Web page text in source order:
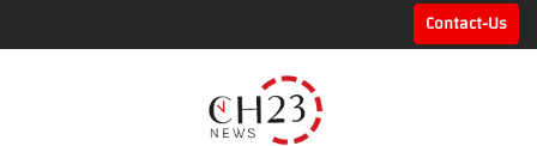
Contact-Us